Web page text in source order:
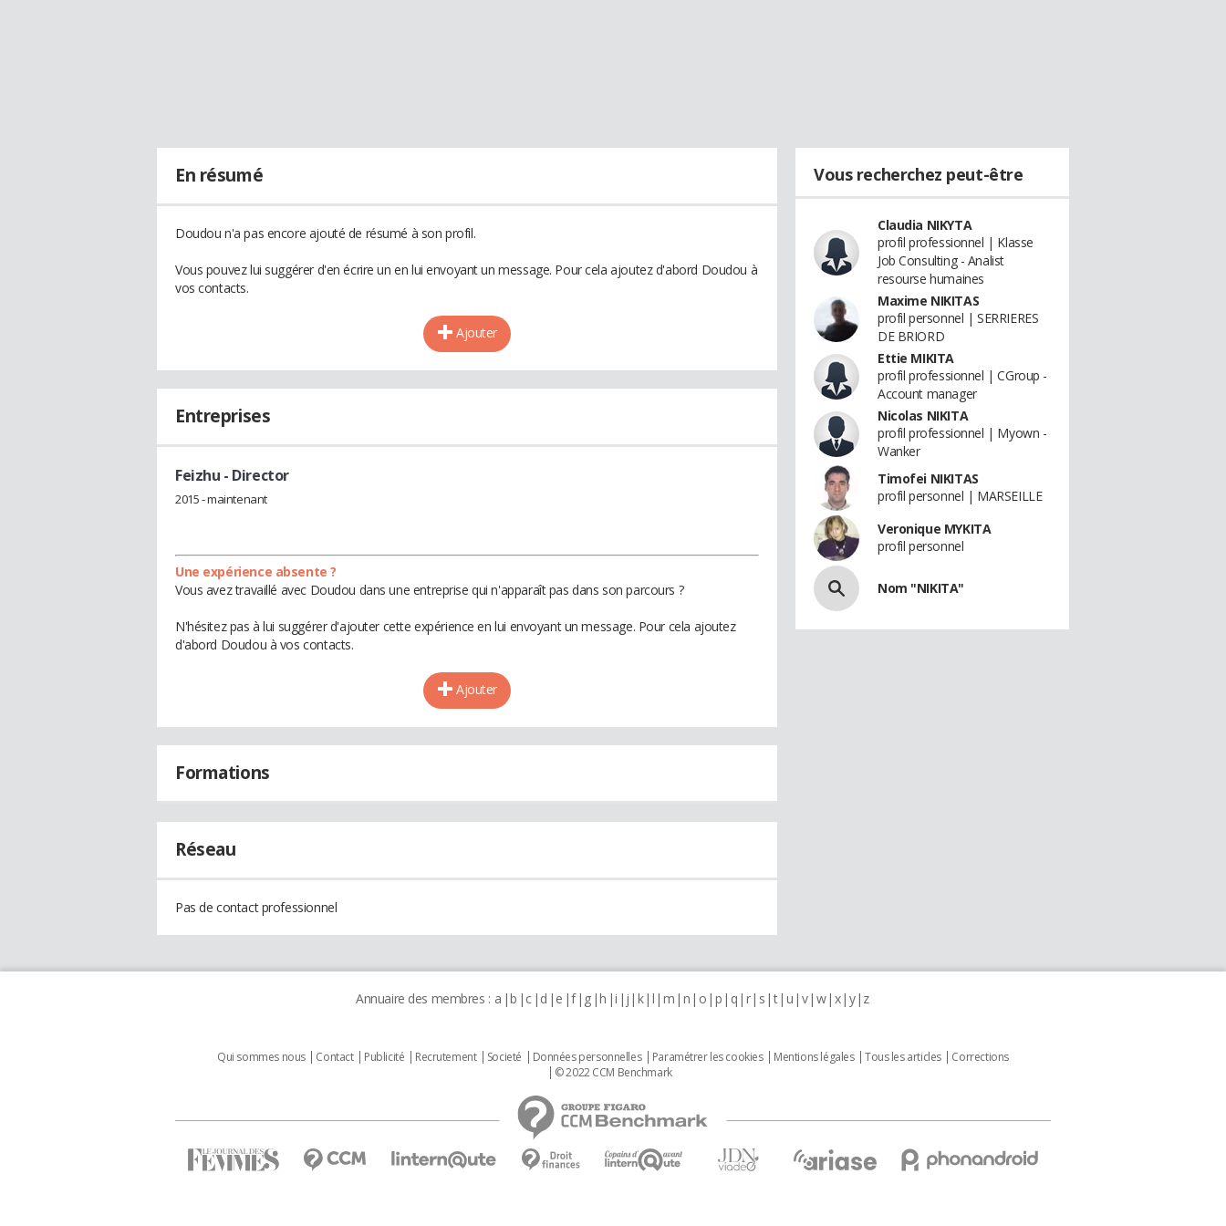
En résumé
Doudou n'a pas encore ajouté de résumé à son profil.
Vous pouvez lui suggérer d'en écrire un en lui envoyant un message. Pour cela ajoutez d'abord Doudou à
vos contacts.
Ajouter
Entreprises
Feizhu - Director
2015 - maintenant
Une expérience absente ?
Vous avez travaillé avec Doudou dans une entreprise qui n'apparaît pas dans son parcours ?
N'hésitez pas à lui suggérer d'ajouter cette expérience en lui envoyant un message. Pour cela ajoutez
d'abord Doudou à vos contacts.
Ajouter
Formations
Réseau
Pas de contact professionnel
Vous recherchez peut-être
Claudia NIKYTA
profil professionnel | Klasse
Job Consulting - Analist
resourse humaines
Maxime NIKITAS
profil personnel | SERRIERES
DE BRIORD
Ettie MIKITA
profil professionnel | CGroup -
Account manager
Nicolas NIKITA
profil professionnel | Myown -
Wanker
Timofei NIKITAS
profil personnel | MARSEILLE
Veronique MYKITA
profil personnel
Nom "NIKITA"
Annuaire des membres : a b c d e f g h i j k l m n o p q r s t u v w x y z
Qui sommes nous Contact Publicité Recrutement Societé Données personnelles Paramétrer les cookies Mentions légales Tous les articles
Corrections
© 2022 CCM Benchmark